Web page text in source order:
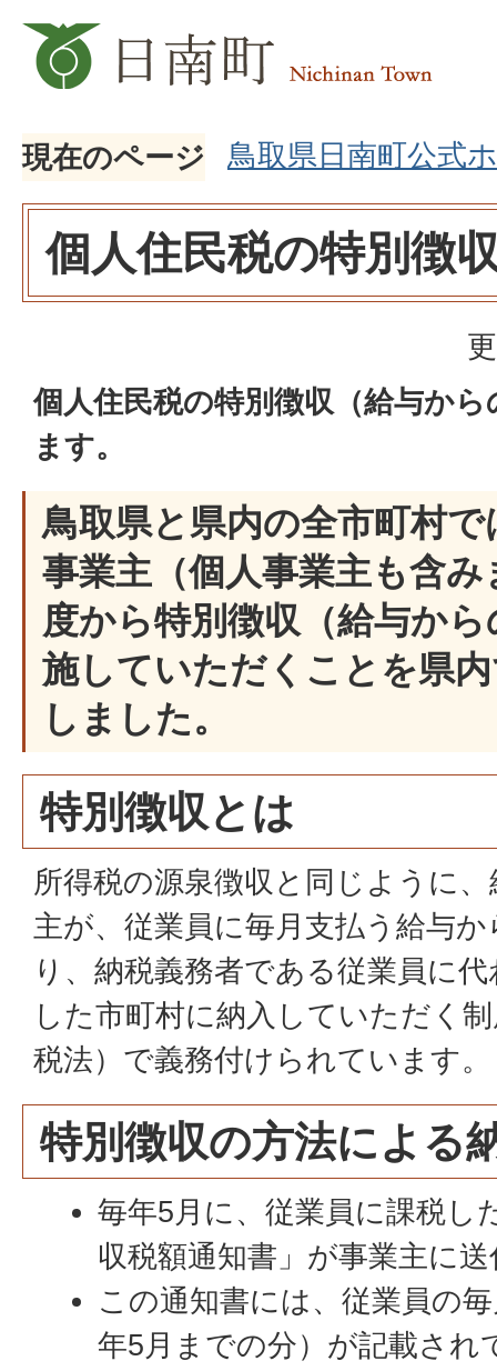
現在のページ 鳥取県日南町公式
個人住民税の特別徴
個人住民税の特別徴収（給与か
ます。
鳥取県と県内の全市町村
事業主（個人事業主も含
度から特別徴収（給与か
施していただくことを県
しました。
特別徴収とは
所得税の源泉徴収と同じように
主が、従業員に毎月支払う給与
り、納税義務者である従業員に
した市町村に納入していただく
税法）で義務付けられています。
特別徴収の方法による
毎年5月に、従業員に課税し
収税額通知書」が事業主に
この通知書には、従業員の
年5月までの分）が記載され